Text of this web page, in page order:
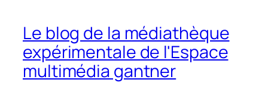
Le blog de la médiathèque
expérimentale de l'Espace
multimédia gantner